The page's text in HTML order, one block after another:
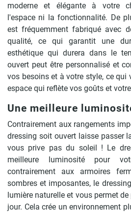
moderne et élégante à votre
l'espace ni la fonctionnalité. De
est fréquemment fabriqué avec
qualité, ce qui garantit une
esthétique qui durera dans le
ouvert peut être personnalisé et
vos besoins et à votre style, ce qui
espace qui reflète vos goûts et
Une meilleure
Contrairement aux rangements
dressing soit ouvert laisse passer
vous prive pas du soleil ! Le
meilleure luminosité pour
contrairement aux armoires
sombres et imposantes, le
lumière naturelle et vous permet
jour. Cela crée un environnement